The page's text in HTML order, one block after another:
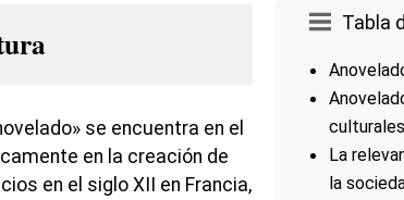
Tabla
culturales
La
la
se encuentra en el
en la creación de
en el siglo XII en Francia,